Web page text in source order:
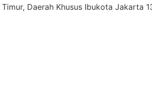
Daerah Khusus Ibukota Jakarta